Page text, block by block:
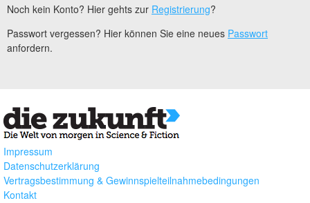
Noch kein Konto? Hier gehts zur Registrierung?
Passwort vergessen? Hier können Sie eine neues Passwort
anfordern.
Impressum
Datenschutzerklärung
Vertragsbestimmung & Gewinnspielteilnahmebedingungen
Kontakt